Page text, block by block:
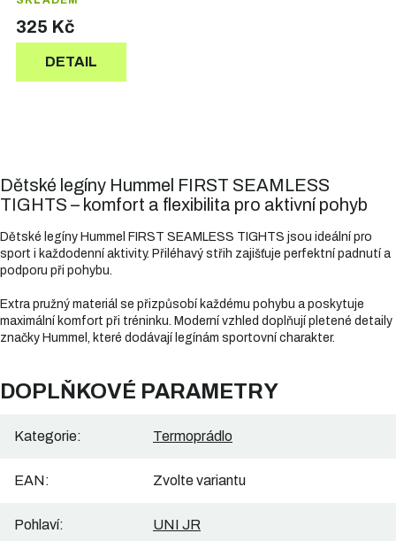
325 Kč
DETAIL
Dětské legíny Hummel FIRST SEAMLESS
TIGHTS – komfort a flexibilita pro aktivní pohyb
Dětské legíny Hummel FIRST SEAMLESS TIGHTS jsou ideální pro
sport i každodenní aktivity. Přiléhavý střih zajišťuje perfektní padnutí a
podporu při pohybu.
Extra pružný materiál se přizpůsobí každému pohybu a poskytuje
maximální komfort při tréninku. Moderní vzhled doplňují pletené detaily
značky Hummel, které dodávají legínám sportovní charakter.
DOPLŇKOVÉ PARAMETRY
Kategorie: Termoprádlo
EAN: Zvolte variantu
Pohlaví: UNI JR